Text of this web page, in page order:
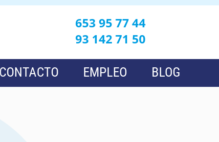
653 95 77 44
93 142 71 50
CONTACTO EMPLEO BLOG